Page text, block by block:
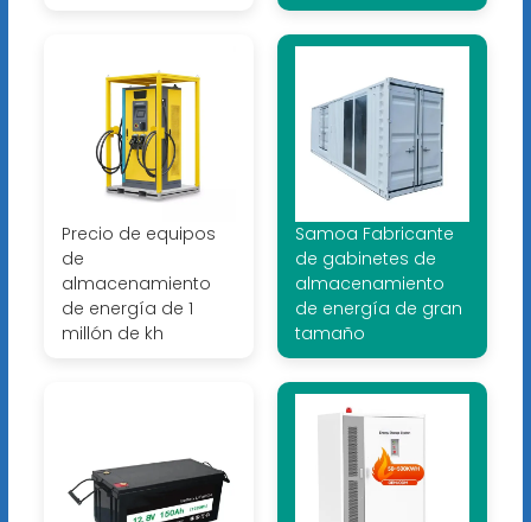
Precio de equipos
de
almacenamiento
de energía de 1
millón de kh
Samoa Fabricante
de gabinetes de
almacenamiento
de energía de gran
tamaño